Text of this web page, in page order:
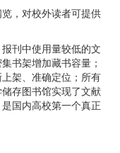
，对校外读者可提供
刊中使用量较低的文
书架增加藏书容量；
架、准确定位；所有
存图书馆实现了文献
国内高校第一个真正